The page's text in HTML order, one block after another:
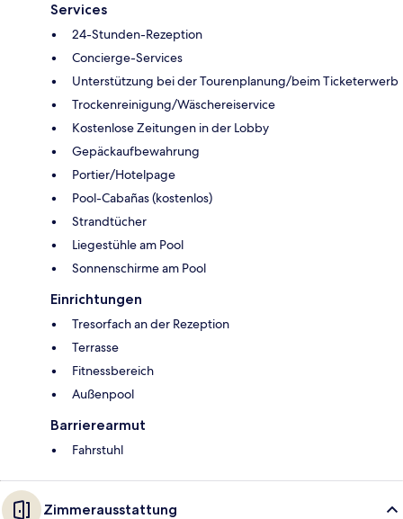
Services
24-Stunden-Rezeption
Concierge-Services
Unterstützung bei der Tourenplanung/beim Ticketerwerb
Trockenreinigung/Wäschereiservice
Kostenlose Zeitungen in der Lobby
Gepäckaufbewahrung
Portier/Hotelpage
Pool-Cabañas (kostenlos)
Strandtücher
Liegestühle am Pool
Sonnenschirme am Pool
Einrichtungen
Tresorfach an der Rezeption
Terrasse
Fitnessbereich
Außenpool
Barrierearmut
Fahrstuhl
Zimmerausstattung